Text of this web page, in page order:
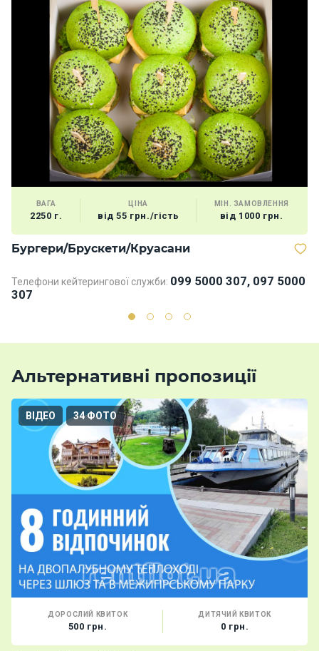
ВАГА
2250 г.
ЦІНА
від 55 грн./гість
МІН. ЗАМОВЛЕННЯ
від 1000 грн.
Бургери/Брускети/Круасани
Телефони кейтерингової служби: 099 5000 307, 097 5000
307
Альтернативні пропозиції
ВІДЕО 34 ФОТО
ДОРОСЛИЙ КВИТОК
500 грн.
ДИТЯЧИЙ КВИТОК
0 грн.